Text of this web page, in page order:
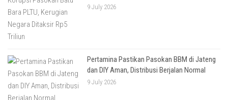
9 July 2026
Pertamina Pastikan Pasokan BBM di Jateng
dan DIY Aman, Distribusi Berjalan Normal
9 July 2026